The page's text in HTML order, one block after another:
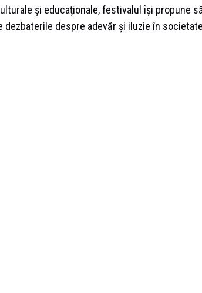
și educaționale, festivalul își propune
despre adevăr și iluzie în